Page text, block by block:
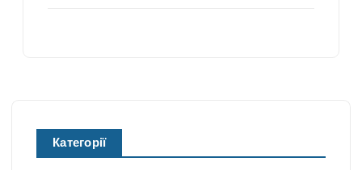
Категорії